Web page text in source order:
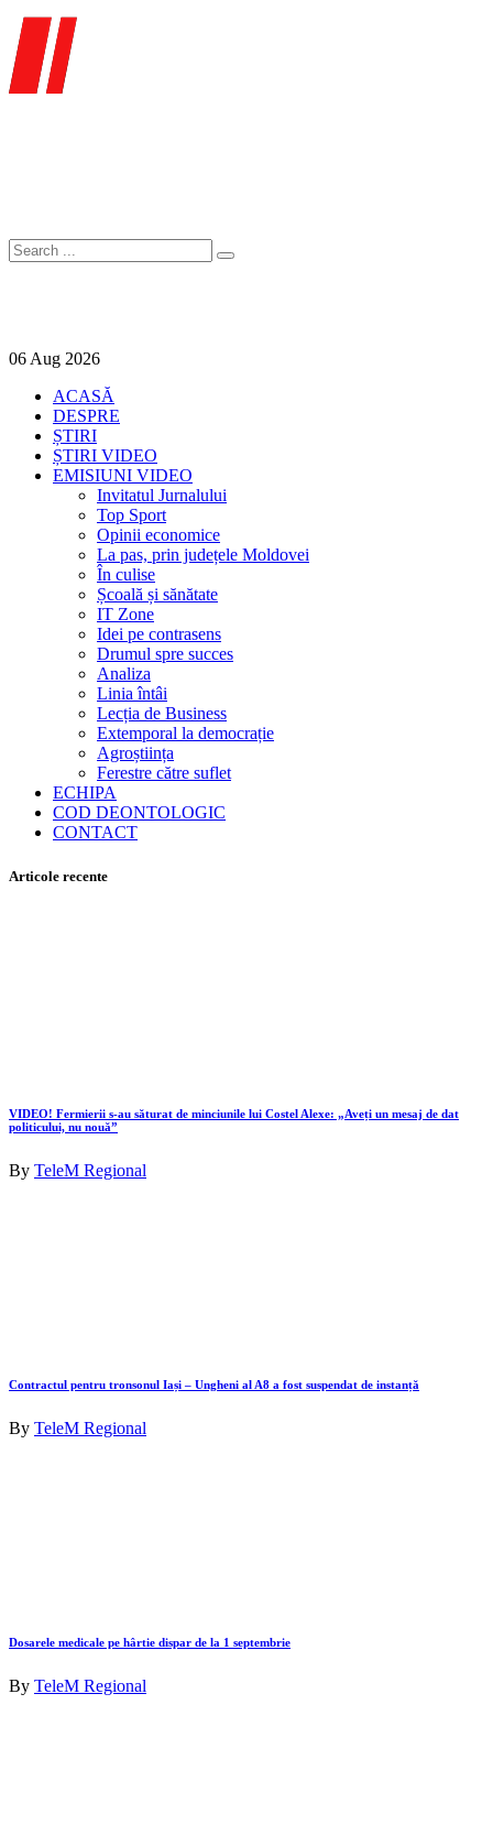
06 Aug 2026
ACASĂ
DESPRE
ȘTIRI
ȘTIRI VIDEO
EMISIUNI VIDEO
Invitatul Jurnalului
Top Sport
Opinii economice
La pas, prin județele Moldovei
În culise
Școală și sănătate
IT Zone
Idei pe contrasens
Drumul spre succes
Analiza
Linia întâi
Lecția de Business
Extemporal la democrație
Agroștiința
Ferestre către suflet
ECHIPA
COD DEONTOLOGIC
CONTACT
Articole recente
VIDEO! Fermierii s-au săturat de minciunile lui Costel Alexe: „Aveți un mesaj de dat
politicului, nu nouă”
By TeleM Regional
Contractul pentru tronsonul Iași – Ungheni al A8 a fost suspendat de instanță
By TeleM Regional
Dosarele medicale pe hârtie dispar de la 1 septembrie
By TeleM Regional